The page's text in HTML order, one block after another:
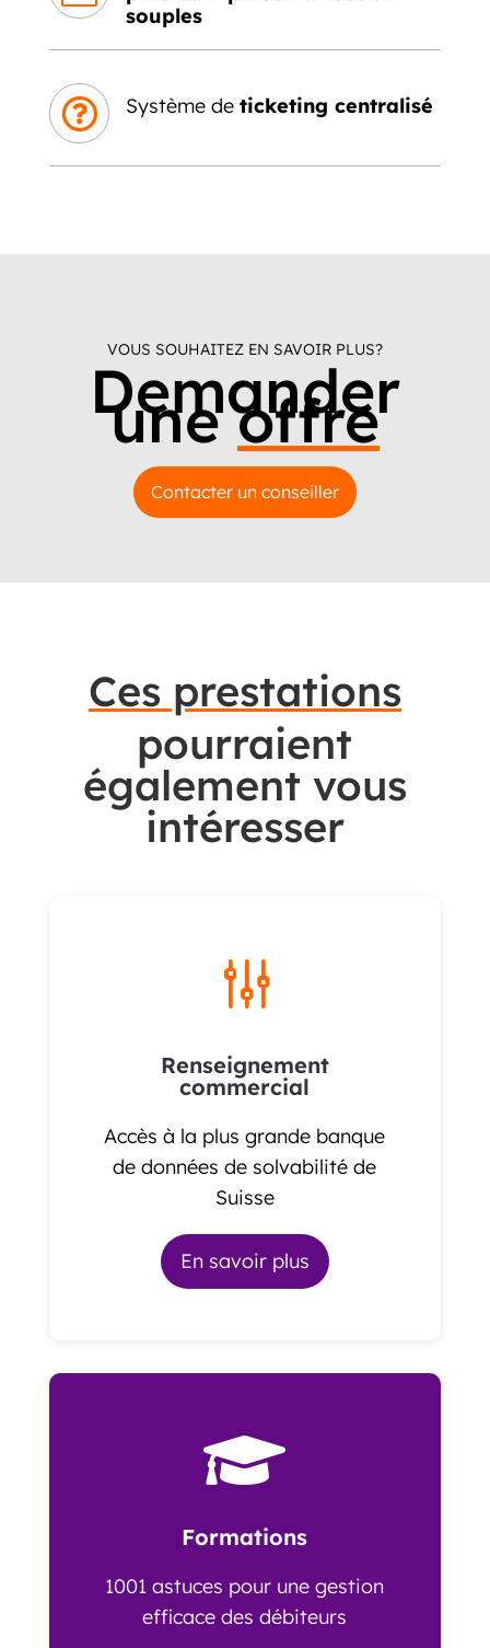
souples
 Système de ticketing centralisé
VOUS SOUHAITEZ EN SAVOIR PLUS?
Demander
uneoffre
Contacter un conseiller
Ces prestations
pourraient
également vous
intéresser
g
Renseignement
commercial
Accès à la plus grande banque
de données de solvabilité de
Suisse
En savoir plus

Formations
1001 astuces pour une gestion
efficace des débiteurs